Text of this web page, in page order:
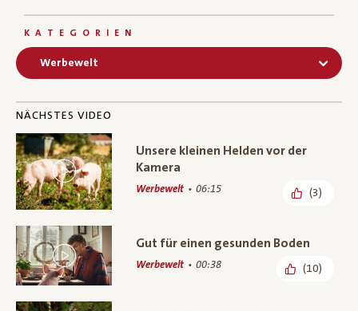
KATEGORIEN
Werbewelt
NÄCHSTES VIDEO
Unsere kleinen Helden vor der
Kamera
Werbewelt 06:15 (3)
Gut für einen gesunden Boden
Werbewelt 00:38 (10)